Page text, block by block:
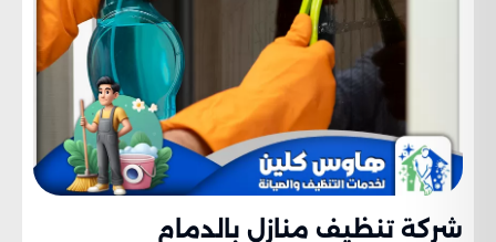
شركة تنظيف منازل بالدمام